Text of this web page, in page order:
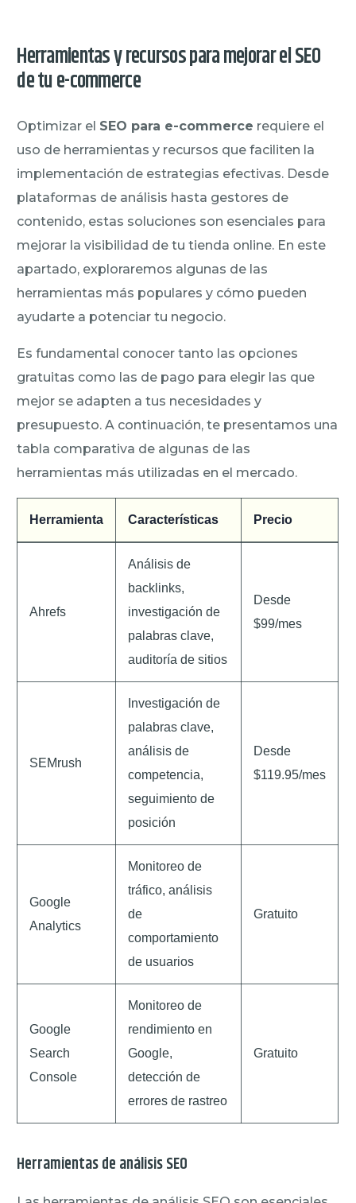
Herramientas y recursos para mejorar el SEO
de tu e-commerce
Optimizar el SEO para e-commerce requiere el
uso de herramientas y recursos que faciliten la
implementación de estrategias efectivas. Desde
plataformas de análisis hasta gestores de
contenido, estas soluciones son esenciales para
mejorar la visibilidad de tu tienda online. En este
apartado, exploraremos algunas de las
herramientas más populares y cómo pueden
ayudarte a potenciar tu negocio.
Es fundamental conocer tanto las opciones
gratuitas como las de pago para elegir las que
mejor se adapten a tus necesidades y
presupuesto. A continuación, te presentamos una
tabla comparativa de algunas de las
herramientas más utilizadas en el mercado.
Herramienta Características Precio
Ahrefs
Análisis de
backlinks,
investigación de
palabras clave,
auditoría de sitios
Desde
$99/mes
SEMrush
Investigación de
palabras clave,
análisis de
competencia,
seguimiento de
posición
Desde
$119.95/mes
Google
Analytics
Monitoreo de
tráfico, análisis
de
comportamiento
de usuarios
Gratuito
Google
Search
Console
Monitoreo de
rendimiento en
Google,
detección de
errores de rastreo
Gratuito
Herramientas de análisis SEO